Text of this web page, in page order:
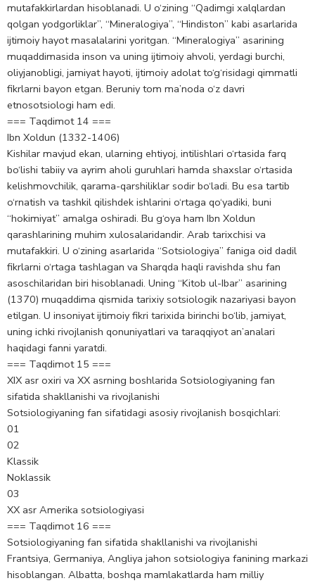
mutafakkirlardan hisoblanadi. U o‘zining “Qadimgi xalqlardan
qolgan yodgorliklar”, “Mineralogiya”, “Hindiston” kabi asarlarida
ijtimoiy hayot masalalarini yoritgan. “Mineralogiya” asarining
muqaddimasida inson va uning ijtimoiy ahvoli, yerdagi burchi,
oliyjanobligi, jamiyat hayoti, ijtimoiy adolat to‘g‘risidagi qimmatli
fikrlarni bayon etgan. Beruniy tom ma’noda o‘z davri
etnosotsiologi ham edi.
=== Taqdimot 14 ===
Ibn Xoldun (1332-1406)
Kishilar mavjud ekan, ularning ehtiyoj, intilishlari o‘rtasida farq
bo‘lishi tabiiy va ayrim aholi guruhlari hamda shaxslar o‘rtasida
kelishmovchilik, qarama-qarshiliklar sodir bo‘ladi. Bu esa tartib
o‘rnatish va tashkil qilishdek ishlarini o‘rtaga qo‘yadiki, buni
“hokimiyat” amalga oshiradi. Bu g‘oya ham Ibn Xoldun
qarashlarining muhim xulosalaridandir. Arab tarixchisi va
mutafakkiri. U o‘zining asarlarida “Sotsiologiya” faniga oid dadil
fikrlarni o‘rtaga tashlagan va Sharqda haqli ravishda shu fan
asoschilaridan biri hisoblanadi. Uning “Kitob ul-Ibar” asarining
(1370) muqaddima qismida tarixiy sotsiologik nazariyasi bayon
etilgan. U insoniyat ijtimoiy fikri tarixida birinchi bo‘lib, jamiyat,
uning ichki rivojlanish qonuniyatlari va taraqqiyot an’analari
haqidagi fanni yaratdi.
=== Taqdimot 15 ===
XIX asr oxiri va XX asrning boshlarida Sotsiologiyaning fan
sifatida shakllanishi va rivojlanishi
Sotsiologiyaning fan sifatidagi asosiy rivojlanish bosqichlari:
01
02
Klassik
Noklassik
03
XX asr Amerika sotsiologiyasi
=== Taqdimot 16 ===
Sotsiologiyaning fan sifatida shakllanishi va rivojlanishi
Frantsiya, Gеrmaniya, Angliya jahon sotsiologiya fanining markazi
hisoblangan. Albatta, boshqa mamlakatlarda ham milliy